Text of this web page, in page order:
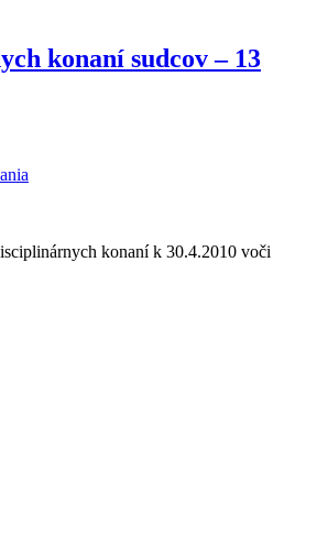
konaní sudcov – 13
konaní k 30.4.2010 voči